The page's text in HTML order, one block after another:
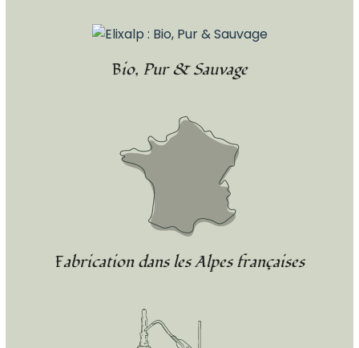
Bio, Pur & Sauvage
Fabrication dans les Alpes françaises